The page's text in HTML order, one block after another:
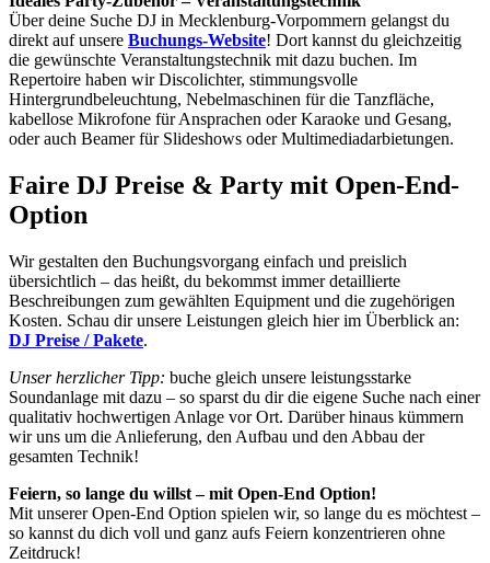
Über deine Suche DJ in Mecklenburg-Vorpommern gelangst du
direkt auf unsere Buchungs-Website! Dort kannst du gleichzeitig
die gewünschte Veranstaltungstechnik mit dazu buchen. Im
Repertoire haben wir Discolichter, stimmungsvolle
Hintergrundbeleuchtung, Nebelmaschinen für die Tanzfläche,
kabellose Mikrofone für Ansprachen oder Karaoke und Gesang,
oder auch Beamer für Slideshows oder Multimediadarbietungen.
Faire DJ Preise & Party mit Open-End-
Option
Wir gestalten den Buchungsvorgang einfach und preislich
übersichtlich – das heißt, du bekommst immer detaillierte
Beschreibungen zum gewählten Equipment und die zugehörigen
Kosten. Schau dir unsere Leistungen gleich hier im Überblick an:
DJ Preise / Pakete.
Unser herzlicher Tipp: buche gleich unsere leistungsstarke
Soundanlage mit dazu – so sparst du dir die eigene Suche nach einer
qualitativ hochwertigen Anlage vor Ort. Darüber hinaus kümmern
wir uns um die Anlieferung, den Aufbau und den Abbau der
gesamten Technik!
Feiern, so lange du willst – mit Open-End Option!
Mit unserer Open-End Option spielen wir, so lange du es möchtest –
so kannst du dich voll und ganz aufs Feiern konzentrieren ohne
Zeitdruck!